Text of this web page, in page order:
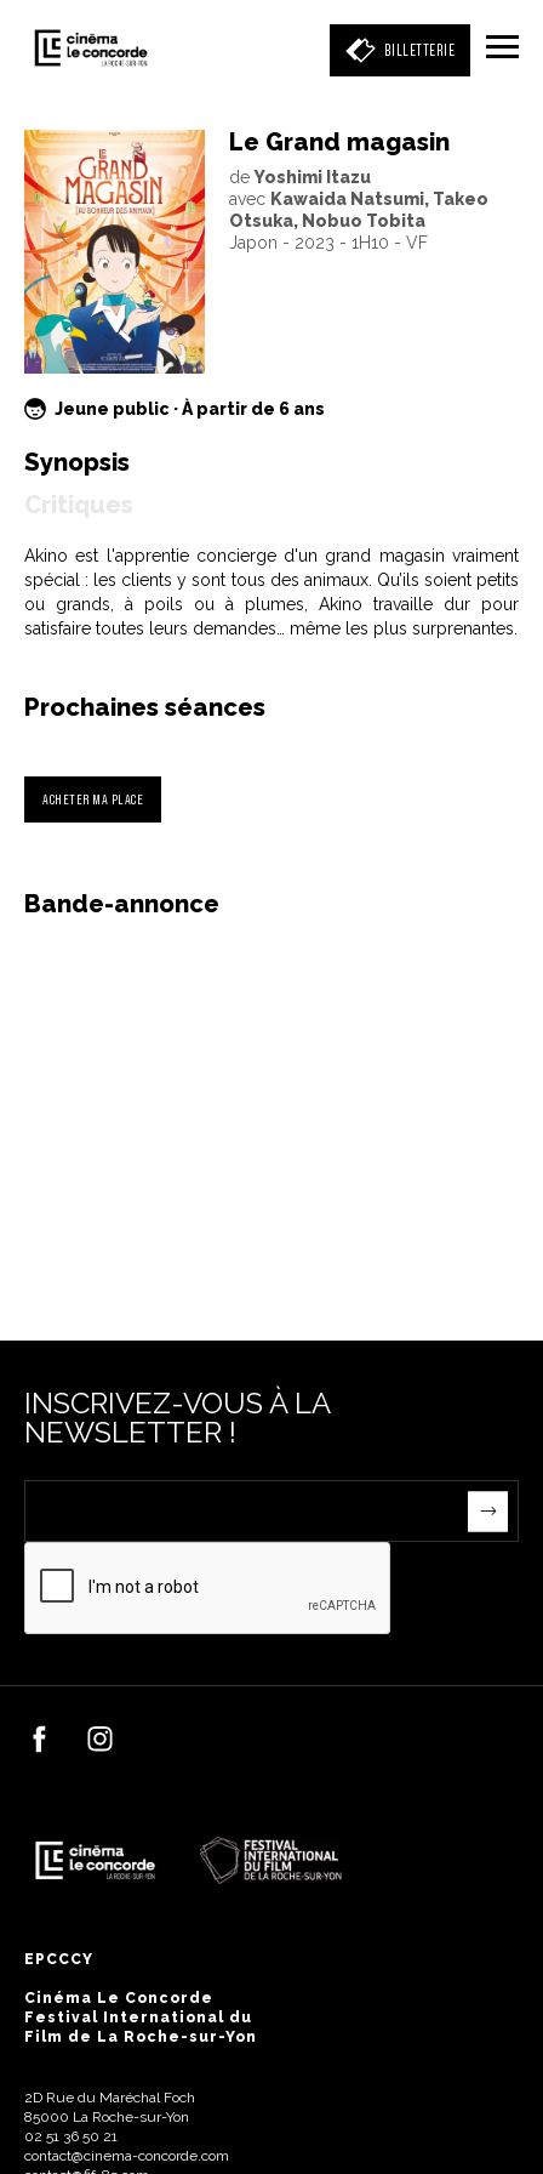
BILLETTERIE
Entrez votre mot clé
(film, réalisateur, acteur, événement)
Le Grand magasin
deYoshimi Itazu
avec Kawaida Natsumi, Takeo
Otsuka, Nobuo Tobita
Japon - 2023 - 1H10 - VF
Jeune public · À partir de 6 ans
Synopsis
Akino est l'apprentie concierge d'un grand magasin vraiment
spécial : les clients y sont tous des animaux. Qu’ils soient petits
ou grands, à poils ou à plumes, Akino travaille dur pour
satisfaire toutes leurs demandes… même les plus surprenantes.
Prochaines séances
ACHETER MA PLACE
Bande-annonce
INSCRIVEZ-VOUS À LA
NEWSLETTER !
EPCCCY
Cinéma Le Concorde
Festival International du
Film de La Roche-sur-Yon
2D Rue du Maréchal Foch
85000 La Roche-sur-Yon
02 51 36 50 21
contact@cinema-concorde.com